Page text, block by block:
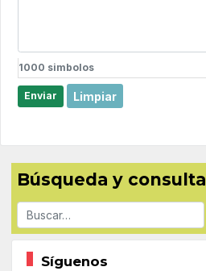
1000 simbolos
Enviar Limpiar
Búsqueda y consulta
Buscar
Síguenos